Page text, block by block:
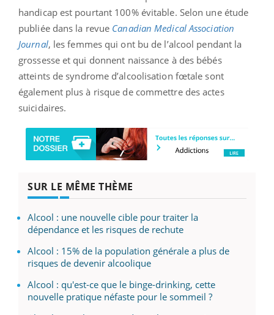
handicap est pourtant 100% évitable. Selon une étude
publiée dans la revue Canadian Medical Association
Journal, les femmes qui ont bu de l’alcool pendant la
grossesse et qui donnent naissance à des bébés
atteints de syndrome d’alcoolisation fœtale sont
également plus à risque de commettre des actes
suicidaires.
SUR LE MÊME THÈME
Alcool : une nouvelle cible pour traiter la
dépendance et les risques de rechute
Alcool : 15% de la population générale a plus de
risques de devenir alcoolique
Alcool : qu'est-ce que le binge-drinking, cette
nouvelle pratique néfaste pour le sommeil ?